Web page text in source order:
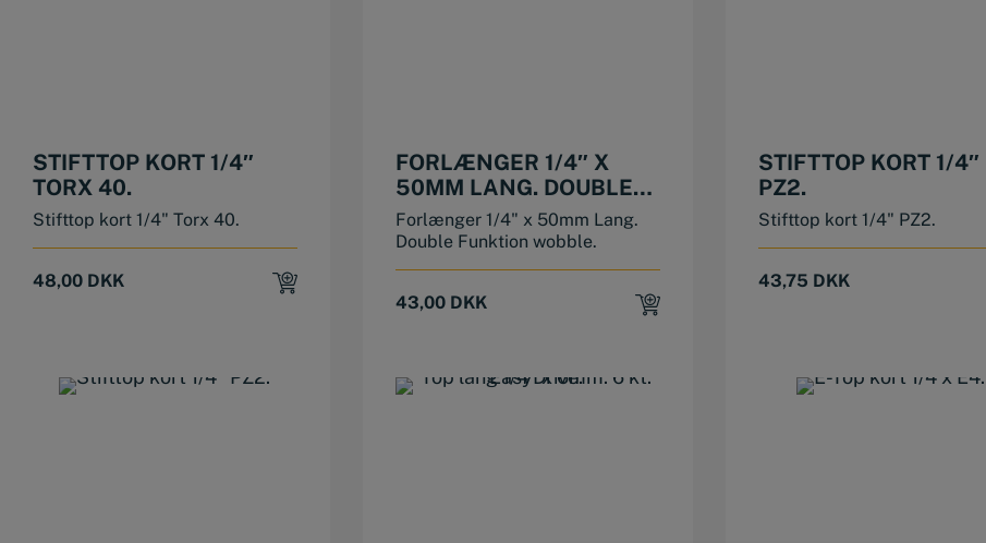
STIFTTOP KORT 1/4″
TORX 40.
Stifttop kort 1/4" Torx 40.
48,00 DKK
FORLÆNGER 1/4″ X
50MM LANG. DOUBLE
FUNKTION WOBBLE.
Forlænger 1/4" x 50mm Lang.
Double Funktion wobble.
43,00 DKK
STIFTTOP KORT 1/4″
PZ2.
Stifttop kort 1/4" PZ2.
43,75 DKK